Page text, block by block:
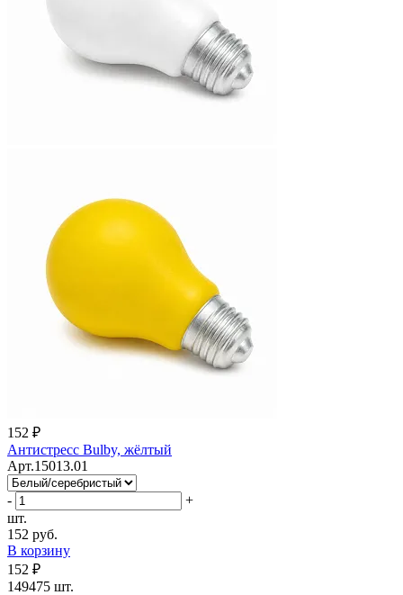
152 ₽
Антистресс Bulby, жёлтый
Арт.15013.01
-
+
шт.
152 руб.
В корзину
152 ₽
149475 шт.